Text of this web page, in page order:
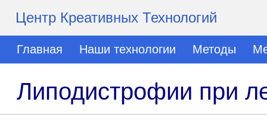
Центр Креативных Технологий
Главная Наши технологии Методы
Липодистрофии при